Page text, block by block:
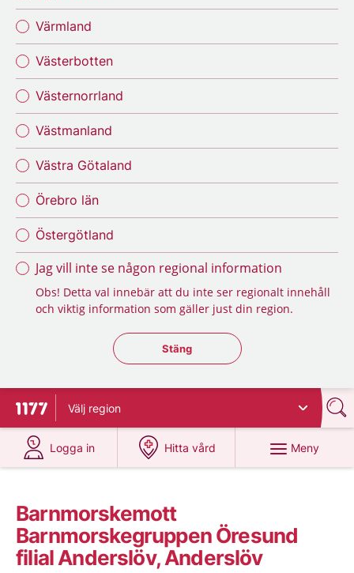
Värmland
Västerbotten
Västernorrland
Västmanland
Västra Götaland
Örebro län
Östergötland
Jag vill inte se någon regional information
Obs! Detta val innebär att du inte ser regionalt innehåll
och viktig information som gäller just din region.
Stäng regionsväljaren
Stäng
Till startsidan för 1177
Välj region
Logga in
på 1177.se
Hitta vård
på 1177.se
Meny
Barnmorskemott
Barnmorskegruppen Öresund
filial Anderslöv, Anderslöv